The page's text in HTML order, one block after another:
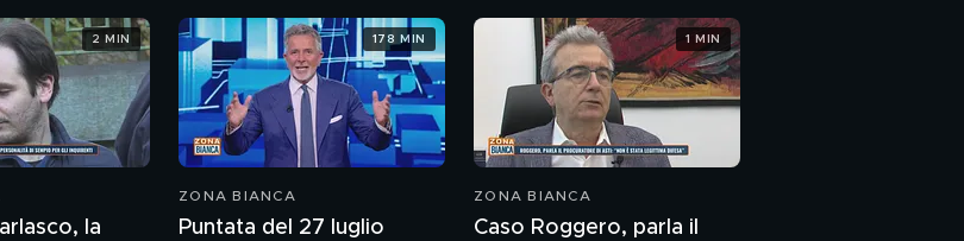
la
2 MIN
ZONA BIANCA
Puntata del 27 luglio
178 MIN
ZONA BIANCA
Caso Roggero, parla il
1 MIN